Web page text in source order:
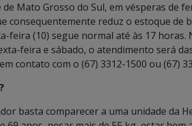
Mato Grosso do Sul, em vésperas de
consequentemente reduz o estoque de
feira (10) segue normal até às 17
feira e sábado, o atendimento será
contato com o (67) 3312-1500 ou (67)
basta comparecer a uma unidade da